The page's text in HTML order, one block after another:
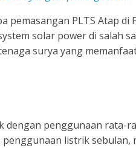
pemasangan PLTS Atap di
solar power di salah
surya yang
penggunaan rata-
listrik sebulan,